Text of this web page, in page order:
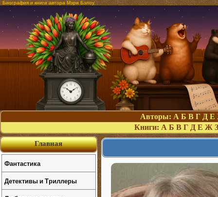
Биография и книги автора Мэри Бэлоу
Авторы: А Б В Г Д Е
Книги: А Б В Г Д Е Ж З
Главная
Фантастика
Детективы и Триллеры